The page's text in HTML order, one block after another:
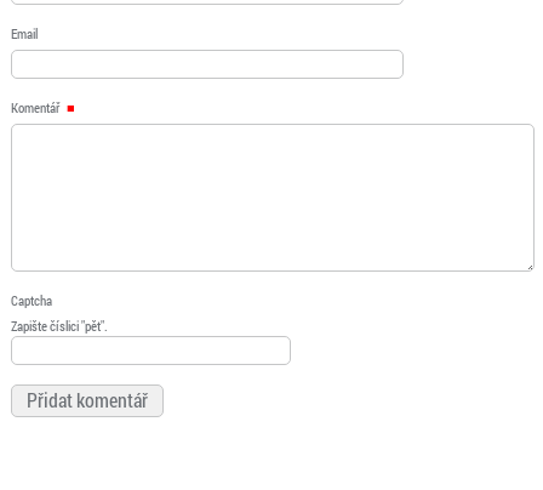
Email
Komentář
Captcha
Zapište číslici "pět".